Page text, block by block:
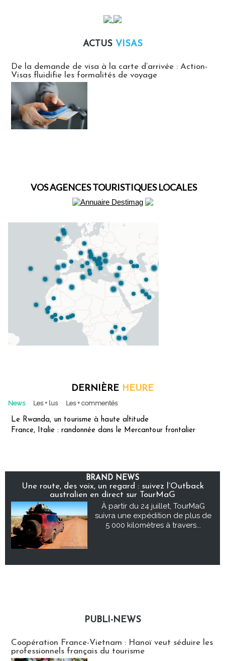
ACTUS VISAS
De la demande de visa à la carte d’arrivée : Action-
Visas fluidifie les formalités de voyage
VOS AGENCES TOURISTIQUES LOCALES
DERNIÈRE HEURE
News Les + lus Les + commentés
Le Rwanda, un tourisme à haute altitude
France, Italie : randonnée dans le Mercantour frontalier
BRAND NEWS
Une route, des voix, un regard : suivez l’Outback
australien en direct sur TourMaG
À partir du 24 juillet, TourMaG
suivra une expédition de plus de
5 000 kilomètres à travers...
PUBLI-NEWS
Coopération France-Vietnam : Hanoï veut séduire les
professionnels français du tourisme